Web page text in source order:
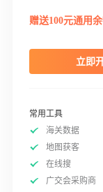
赠送100元通用
立即
常用工具
海关数据
地图获客
在线搜
广交会采购商